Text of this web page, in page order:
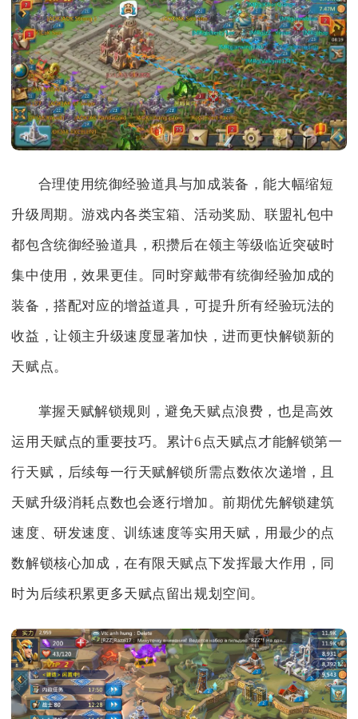
合理使用统御经验道具与加成装备，能大幅缩短
升级周期。游戏内各类宝箱、活动奖励、联盟礼包中
都包含统御经验道具，积攒后在领主等级临近突破时
集中使用，效果更佳。同时穿戴带有统御经验加成的
装备，搭配对应的增益道具，可提升所有经验玩法的
收益，让领主升级速度显著加快，进而更快解锁新的
天赋点。
掌握天赋解锁规则，避免天赋点浪费，也是高效
运用天赋点的重要技巧。累计6点天赋点才能解锁第一
行天赋，后续每一行天赋解锁所需点数依次递增，且
天赋升级消耗点数也会逐行增加。前期优先解锁建筑
速度、研发速度、训练速度等实用天赋，用最少的点
数解锁核心加成，在有限天赋点下发挥最大作用，同
时为后续积累更多天赋点留出规划空间。